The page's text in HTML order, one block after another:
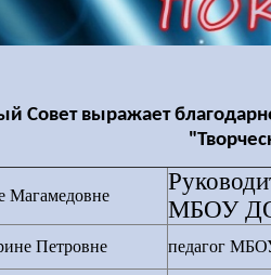
Совет выражает
Магамедовне
МБОУ
Петровне педагог